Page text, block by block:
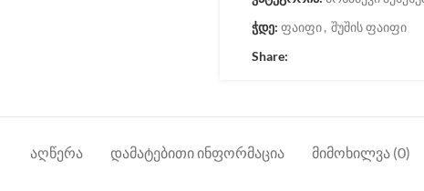
ჭდე: ფაიფი, შუშის ფაიფი
Share:
ᲐᲦᲬᲔᲠᲐ ᲓᲐᲛᲐᲢᲔᲑᲘᲗᲘ ᲘᲜᲤᲝᲠᲛᲐᲪᲘᲐ ᲛᲘᲛᲝᲮᲘᲚᲕᲐ (0)